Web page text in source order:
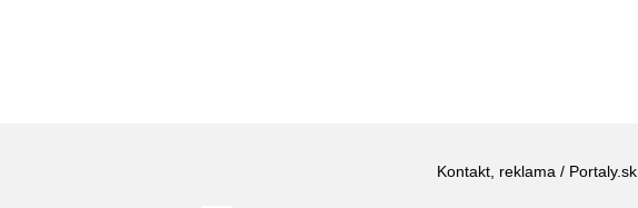
Kontakt, reklama / Portaly.sk